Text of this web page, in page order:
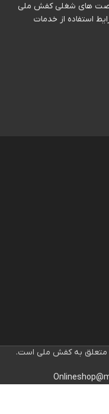
های شغلی کفش ملی
استفاده از خدمات
متعلق به کفش ملی است.